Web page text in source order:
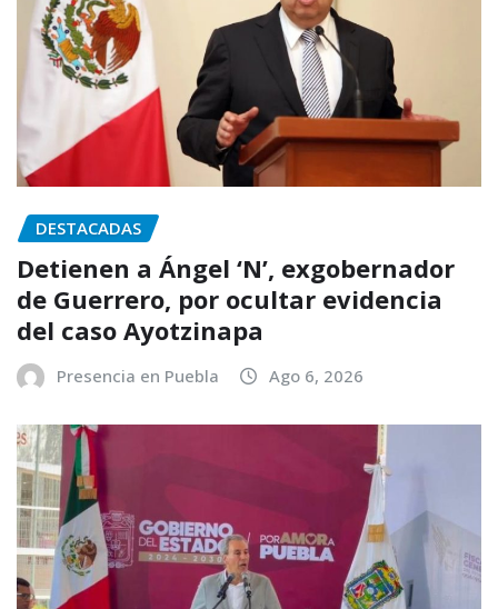
DESTACADAS
Detienen a Ángel ‘N’, exgobernador
de Guerrero, por ocultar evidencia
del caso Ayotzinapa
Presencia en Puebla Ago 6, 2026